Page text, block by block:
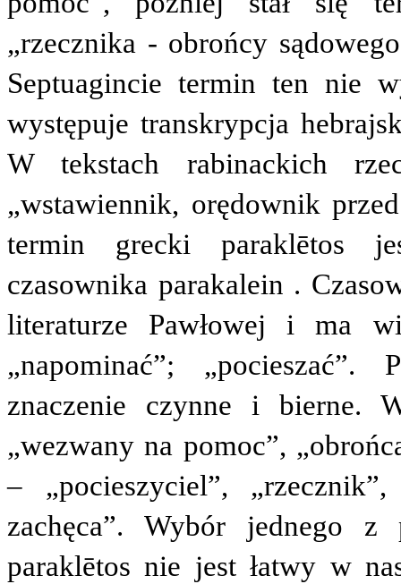
„rzecznika - obrońcy
Septuagincie termin ten nie
występuje transkrypcja
W tekstach rabinackich
„wstawiennik, orędownik
termin grecki paraklētos
czasownika parakalein .
literaturze Pawłowej i ma
„napominać”;
znaczenie czynne i bierne.
„wezwany na pomoc”,
– „pocieszyciel”,
zachęca”. Wybór jednego z
paraklētos nie jest łatwy w